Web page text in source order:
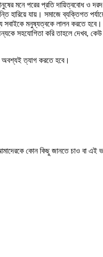
মনে পরের প্রতি দায়িত্ববোধ ও
যায়। সমাজে ব্যক্তিগত পর্যায়ে
মনুষ্যত্বকে লালন করতে হবে।
সহযোগিতা করি তাহলে দেখব,
অবশ্যই ত্যাগ করতে হবে।
কোন কিছু জানতে চাও বা এই